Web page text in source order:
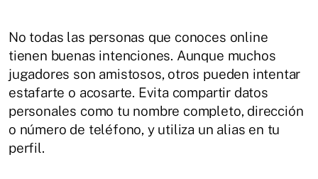
No todas las personas que conoces online
tienen buenas intenciones. Aunque muchos
jugadores son amistosos, otros pueden intentar
estafarte o acosarte. Evita compartir datos
personales como tu nombre completo, dirección
o número de teléfono, y utiliza un alias en tu
perfil.